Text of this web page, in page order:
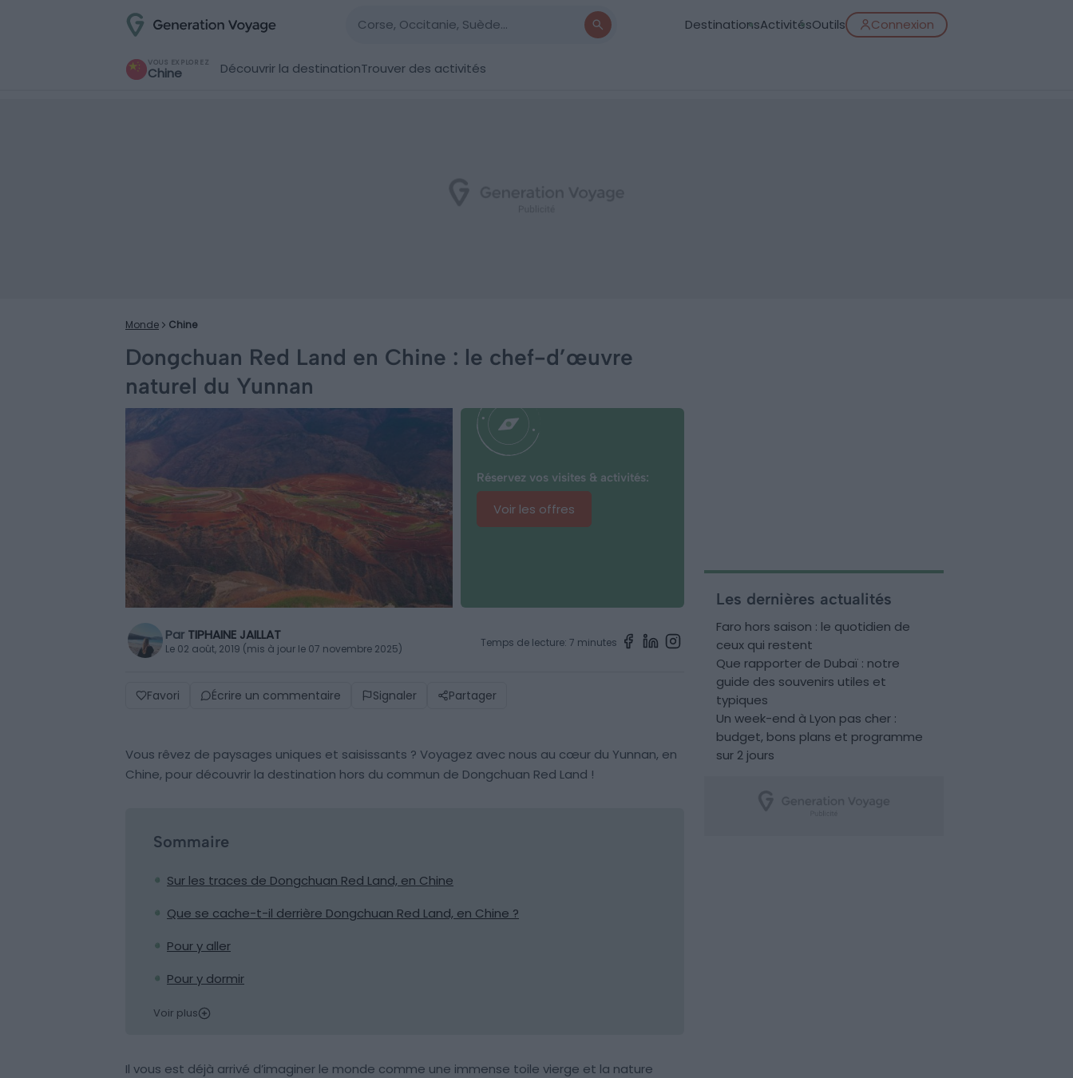
DestinationsActivitésOutils Connexion
VOUS EXPLOREZ
Chine Découvrir la destinationTrouver des activités
Monde Chine
Dongchuan Red Land en Chine : le chef-d’œuvre
naturel du Yunnan
Réservez vos visites & activités:
Voir les offres
Par TIPHAINE JAILLAT
Le 02 août, 2019 (mis à jour le 07 novembre 2025) Temps de lecture: 7 minutes
Favori Écrire un commentaire Signaler Partager
Vous rêvez de paysages uniques et saisissants ? Voyagez avec nous au cœur du Yunnan, en
Chine, pour découvrir la destination hors du commun de Dongchuan Red Land !
Sommaire
Sur les traces de Dongchuan Red Land, en Chine
Que se cache-t-il derrière Dongchuan Red Land, en Chine ?
Pour y aller
Pour y dormir
Voir plus
Il vous est déjà arrivé d’imaginer le monde comme une immense toile vierge et la nature
Les dernières actualités
Faro hors saison : le quotidien de
ceux qui restent
Que rapporter de Dubaï : notre
guide des souvenirs utiles et
typiques
Un week-end à Lyon pas cher :
budget, bons plans et programme
sur 2 jours